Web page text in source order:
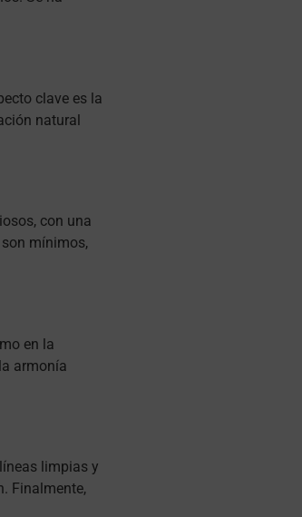
clave es la
natural
con una
mínimos,
en la
armonía
limpias y
Finalmente,